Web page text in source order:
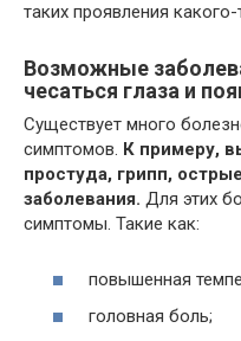
таких проявления
Возможные
чесаться глаза и
Существует много
симптомов. К примеру,
простуда, грипп,
заболевания. Для этих
симптомы. Такие как:
повышенная
головная боль;